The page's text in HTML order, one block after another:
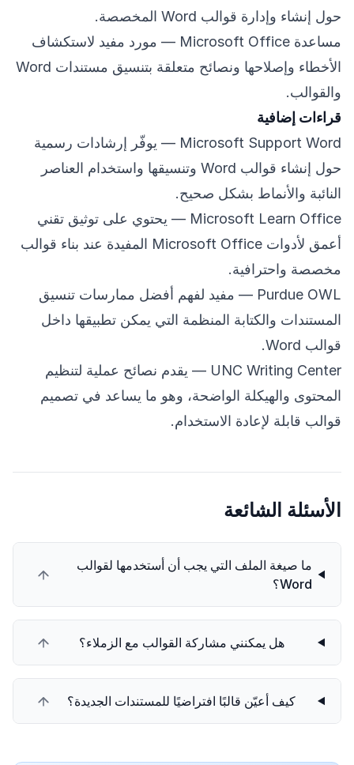
حول إنشاء وإدارة قوالب Word المخصصة.
مساعدة Microsoft Office
— مورد مفيد لاستكشاف
الأخطاء وإصلاحها ونصائح متعلقة بتنسيق مستندات Word
والقوالب.
قراءات إضافية
Microsoft Support Word — يوفّر إرشادات رسمية
حول إنشاء قوالب Word وتنسيقها واستخدام العناصر
النائبة والأنماط بشكل صحيح.
Microsoft Learn Office — يحتوي على توثيق تقني
أعمق لأدوات Microsoft Office المفيدة عند بناء قوالب
مخصصة واحترافية.
Purdue OWL — مفيد لفهم أفضل ممارسات تنسيق
المستندات والكتابة المنظمة التي يمكن تطبيقها داخل
قوالب Word.
UNC Writing Center — يقدم نصائح عملية لتنظيم
المحتوى والهيكلة الواضحة، وهو ما يساعد في تصميم
قوالب قابلة لإعادة الاستخدام.
الأسئلة الشائعة
ما صيغة الملف التي يجب أن أستخدمها لقوالب
Word؟
هل يمكنني مشاركة القوالب مع الزملاء؟
كيف أعيّن قالبًا افتراضيًا للمستندات الجديدة؟